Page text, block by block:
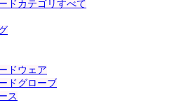
ドカテゴリすべて
ドウェア
ドグローブ
ス